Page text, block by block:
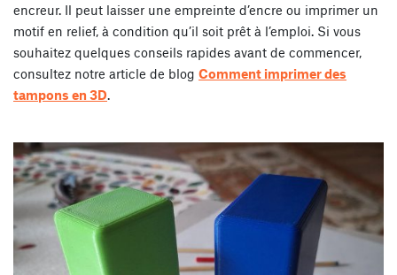
encreur. Il peut laisser une empreinte d’encre ou imprimer un
motif en relief, à condition qu’il soit prêt à l’emploi. Si vous
souhaitez quelques conseils rapides avant de commencer,
consultez notre article de blog Comment imprimer des
tampons en 3D